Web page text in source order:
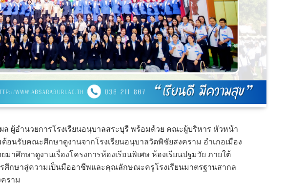
ผู้อำนวยการโรงเรียนอนุบาลสระบุรี พร้อมด้วย คณะผู้บริหาร หัวหน้า
อนรับคณะศึกษาดูงานจากโรงเรียนอนุบาลวัดพิชัยสงคราม อำเภอเมือง
าศึกษาดูงานเรื่องโครงการห้องเรียนพิเศษ ห้องเรียนปฐมวัย ภายใต้
ศึกษาสู่ความเป็นมืออาชีพและคุณลักษณะครูโรงเรียนมาตรฐานสากล
ราม